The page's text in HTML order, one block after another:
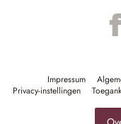
Impressum
Privacy-instellingen